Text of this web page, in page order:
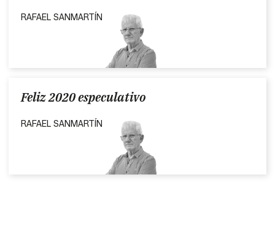
RAFAEL SANMARTÍN
Feliz 2020 especulativo
RAFAEL SANMARTÍN